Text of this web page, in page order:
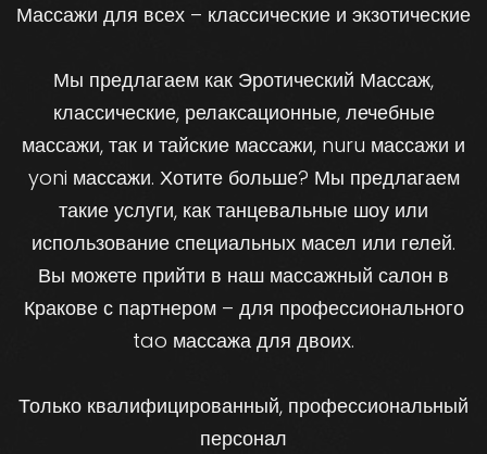
Массажи для всех – классические и экзотические
Мы предлагаем как Эротический Массаж,
классические, релаксационные, лечебные
массажи, так и тайские массажи, nuru массажи и
yoni массажи. Хотите больше? Мы предлагаем
такие услуги, как танцевальные шоу или
использование специальных масел или гелей.
Вы можете прийти в наш массажный салон в
Кракове с партнером – для профессионального
tao массажа для двоих.
Только квалифицированный, профессиональный
персонал